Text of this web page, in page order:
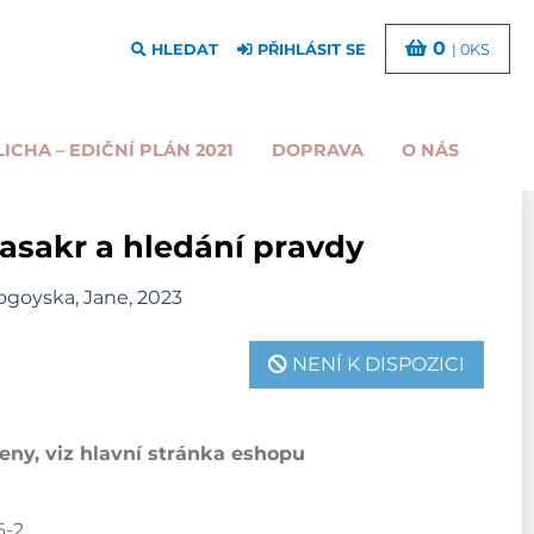
– EDIČNÍ PLÁN 2021 DOPRAVA O NÁS
HLEDAT PŘIHLÁSIT SE 0 | 0KS
a hledání pravdy
Jane, 2023
NENÍ K DISPOZICI
viz hlavní stránka eshopu